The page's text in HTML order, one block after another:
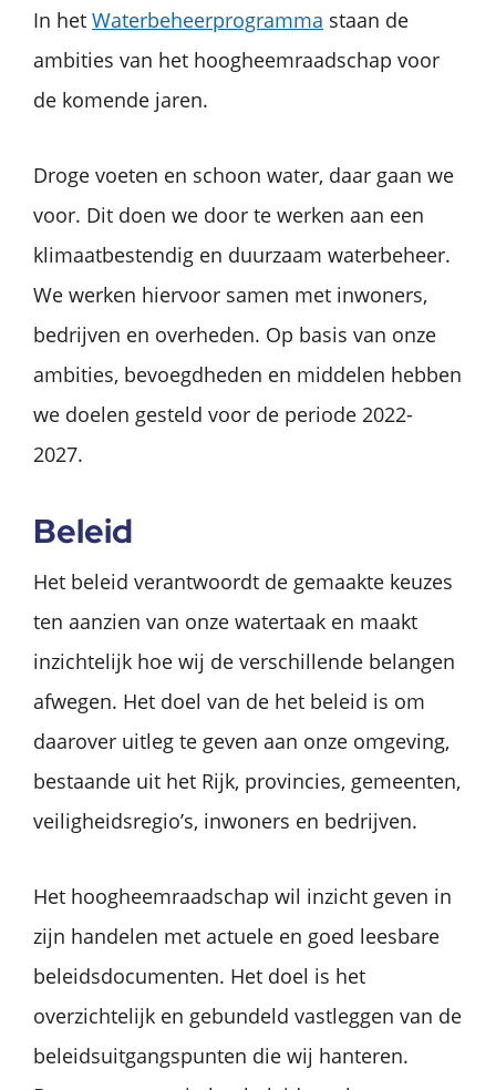
In het Waterbeheerprogramma staan de
ambities van het hoogheemraadschap voor
de komende jaren.
Droge voeten en schoon water, daar gaan we
voor. Dit doen we door te werken aan een
klimaatbestendig en duurzaam waterbeheer.
We werken hiervoor samen met inwoners,
bedrijven en overheden. Op basis van onze
ambities, bevoegdheden en middelen hebben
we doelen gesteld voor de periode 2022-
2027.
Beleid
Het beleid verantwoordt de gemaakte keuzes
ten aanzien van onze watertaak en maakt
inzichtelijk hoe wij de verschillende belangen
afwegen. Het doel van de het beleid is om
daarover uitleg te geven aan onze omgeving,
bestaande uit het Rijk, provincies, gemeenten,
veiligheidsregio’s, inwoners en bedrijven.
Het hoogheemraadschap wil inzicht geven in
zijn handelen met actuele en goed leesbare
beleidsdocumenten. Het doel is het
overzichtelijk en gebundeld vastleggen van de
beleidsuitgangspunten die wij hanteren.